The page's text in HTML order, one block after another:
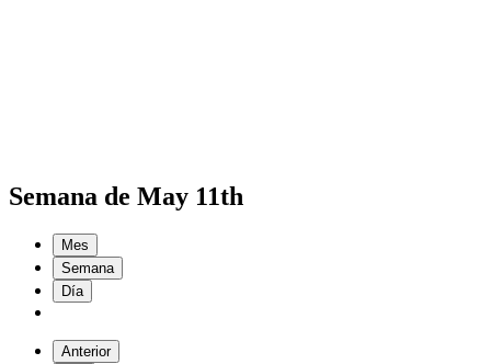
Semana de May 11th
Mes
Semana
Día
Anterior